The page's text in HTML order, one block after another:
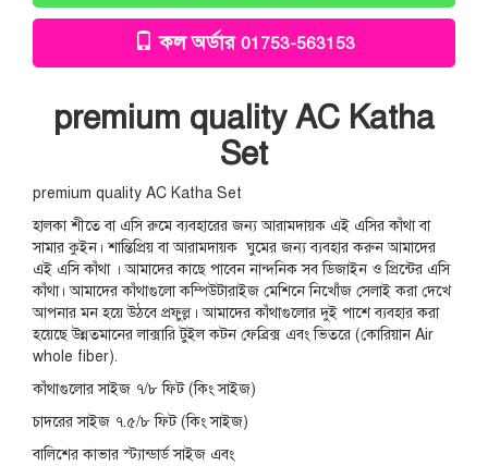
কল অর্ডার 01753-563153
premium quality AC Katha
Set
premium quality AC Katha Set
হালকা শীতে বা এসি রুমে ব্যবহারের জন্য আরামদায়ক এই এসির কাঁথা বা
সামার কুইন। শান্তিপ্রিয় বা আরামদায়ক ঘুমের জন্য ব্যবহার করুন আমাদের
এই এসি কাঁথা । আমাদের কাছে পাবেন নান্দনিক সব ডিজাইন ও প্রিন্টের এসি
কাঁথা। আমাদের কাঁথাগুলো কম্পিউটারাইজ মেশিনে নিখোঁজ সেলাই করা দেখে
আপনার মন হয়ে উঠবে প্রফুল্ল। আমাদের কাঁথাগুলোর দুই পাশে ব্যবহার করা
হয়েছে উন্নতমানের লাক্সারি টুইল কটন ফেব্রিক্স এবং ভিতরে (কোরিয়ান Air
whole fiber).
কাঁথাগুলোর সাইজ ৭/৮ ফিট (কিং সাইজ)
চাদরের সাইজ ৭.৫/৮ ফিট (কিং সাইজ)
বালিশের কাভার স্ট্যান্ডার্ড সাইজ এবং